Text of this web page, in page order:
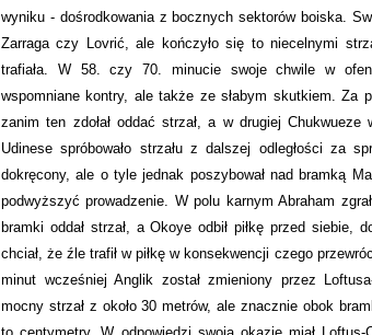
wyniku - dośrodkowania z bocznych sektorów boiska.
Zarraga czy Lovrić, ale kończyło się to niecelnymi
trafiała. W 58. czy 70. minucie swoje chwile w
wspomniane kontry, ale także ze słabym skutkiem. Za
zanim ten zdołał oddać strzał, a w drugiej
Udinese spróbowało strzału z dalszej odległości za
dokręcony, ale o tyle jednak poszybował nad bramką
podwyższyć prowadzenie. W polu karnym Abraham
bramki oddał strzał, a Okoye odbił piłkę przed siebie,
chciał, że źle trafił w piłkę w konsekwencji czego
minut wcześniej Anglik został zmieniony przez
mocny strzał z około 30 metrów, ale znacznie obok